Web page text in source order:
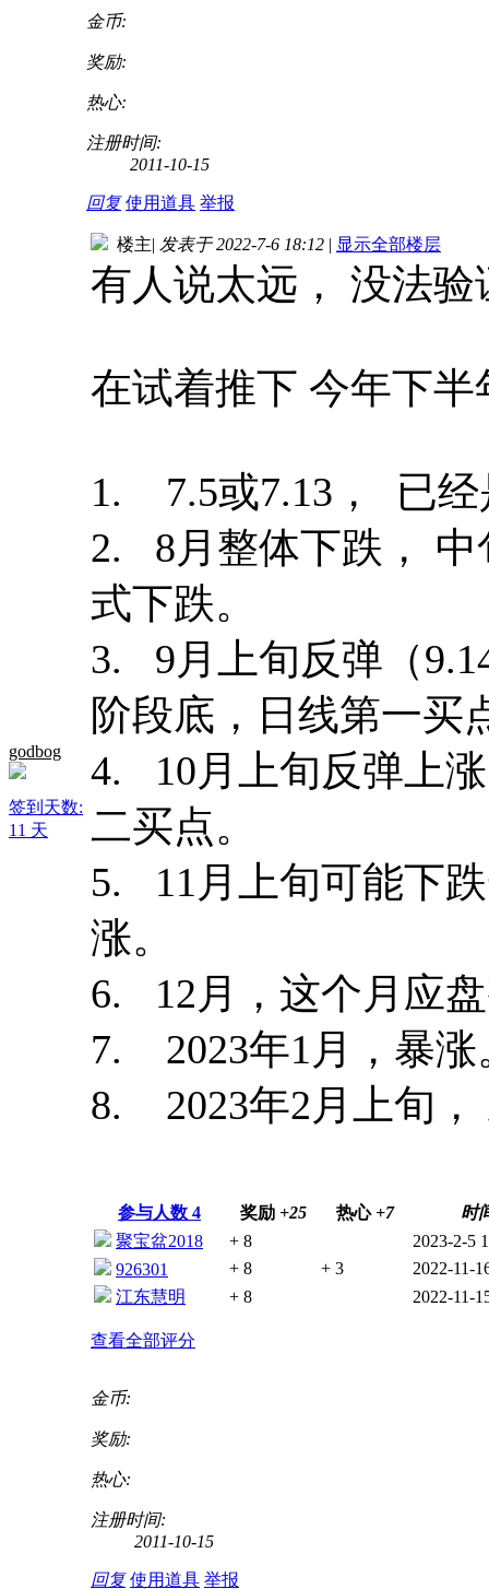
金币:
奖励:
热心:
注册时间:
2011-10-15
回复 使用道具 举报
godbog
签到天数:
11 天
楼主| 发表于 2022-7-6 18:12 | 显示全部楼层
有人说太远， 没法验
在试着推下 今年下半
1. 7.5或7.13， 已经
2. 8月整体下跌， 中
式下跌。
3. 9月上旬反弹（
阶段底，日线第一买
4. 10月上旬反弹上
二买点。
5. 11月上旬可能下
涨。
6. 12月，这个月应
7. 2023年1月，暴涨
8. 2023年2月上旬，
参与人数 4 奖励 +25 热心 +7
时
聚宝盆2018
+ 8
2023-2-5
926301
+ 8 + 3
2022-11-
江东慧明
+ 8 2022-11-
查看全部评分
金币:
奖励:
热心:
注册时间:
2011-10-15
回复 使用道具 举报